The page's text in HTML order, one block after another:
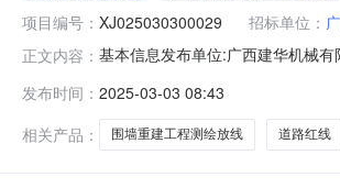
项目编号： XJ025030300029 招标单位：
正文内容： 基本信息发布单位:广西建华机械
1.0项1.0项可报价时间开始时间
发布时间： 2025-03-03 08:43
相关产品：
围墙重建工程测绘放线 道路红线